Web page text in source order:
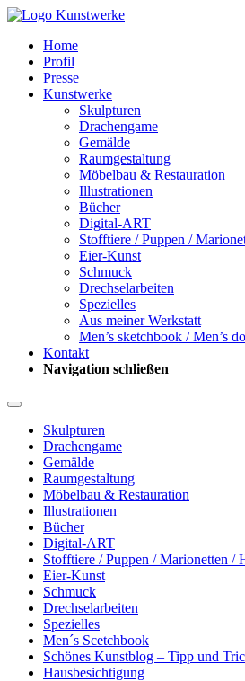
Home
Profil
Presse
Kunstwerke
Skulpturen
Drachengame
Gemälde
Raumgestaltung
Möbelbau & Restauration
Illustrationen
Bücher
Digital-ART
Stofftiere / Puppen /
Eier-Kunst
Schmuck
Drechselarbeiten
Spezielles
Aus meiner Werkstatt
Men’s sketchbook / Men’s
Kontakt
Navigation schließen
Skulpturen
Drachengame
Gemälde
Raumgestaltung
Möbelbau & Restauration
Illustrationen
Bücher
Digital-ART
Stofftiere / Puppen / Marionetten /
Eier-Kunst
Schmuck
Drechselarbeiten
Spezielles
Men´s Scetchbook
Schönes Kunstblog – Tipp und
Hausbesichtigung